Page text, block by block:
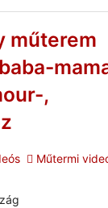
műterem
,
Műtermi